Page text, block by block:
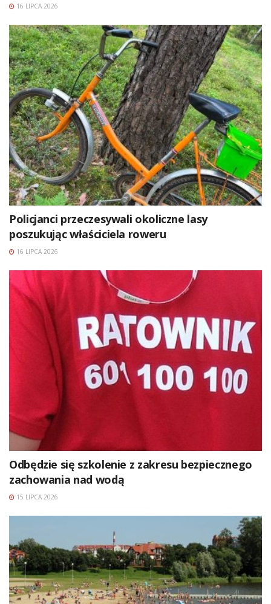
16 LIPCA 2026
Policjanci przeczesywali okoliczne lasy
poszukując właściciela roweru
16 LIPCA 2026
Odbędzie się szkolenie z zakresu bezpiecznego
zachowania nad wodą
15 LIPCA 2026